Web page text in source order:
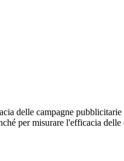
delle campagne pubblicitarie
per misurare l'efficacia delle